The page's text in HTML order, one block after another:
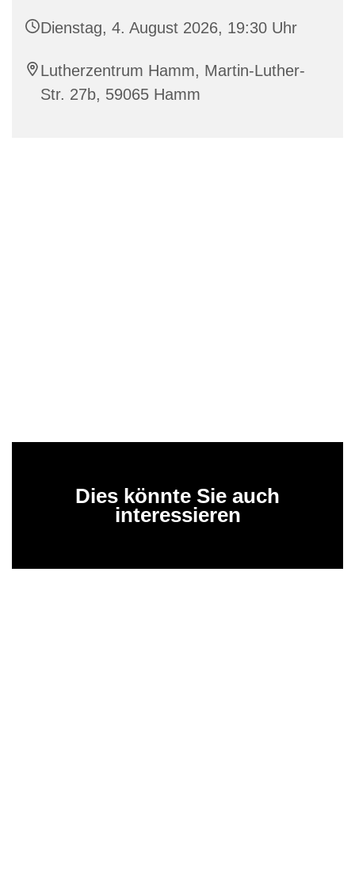
Dienstag, 4. August 2026, 19:30 Uhr
Lutherzentrum Hamm, Martin-Luther-
Str. 27b, 59065 Hamm
Dies könnte Sie auch
interessieren